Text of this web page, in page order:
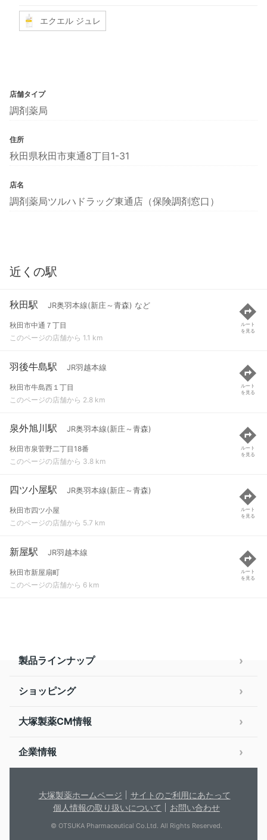
エクエル ジュレ
店舗タイプ
調剤薬局
住所
秋田県秋田市東通8丁目1-31
店名
調剤薬局ツルハドラッグ東通店（保険調剤窓口）
近くの駅
秋田駅 JR奥羽本線(新庄～青森) など
秋田市中通７丁目
このページの店舗から 1.1 km
ルート
を見る
羽後牛島駅 JR羽越本線
秋田市牛島西１丁目
このページの店舗から 2.8 km
ルート
を見る
泉外旭川駅 JR奥羽本線(新庄～青森)
秋田市泉菅野二丁目18番
このページの店舗から 3.8 km
ルート
を見る
四ツ小屋駅 JR奥羽本線(新庄～青森)
秋田市四ツ小屋
このページの店舗から 5.7 km
ルート
を見る
新屋駅 JR羽越本線
秋田市新屋扇町
このページの店舗から 6 km
ルート
を見る
製品ラインナップ
ショッピング
大塚製薬CM情報
企業情報
大塚製薬ホームページ
サイトのご利用にあたって
個人情報の取り扱いについて
お問い合わせ
© OTSUKA Pharmaceutical Co.Ltd. All Rights Reserved.